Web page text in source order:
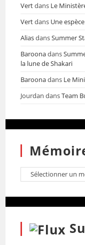
Vertdans Le
Vertdans Une
AliasdansSummer
Baroonadans
la lune de Shakari
Baroonadans Le
Jourdan dansTeam